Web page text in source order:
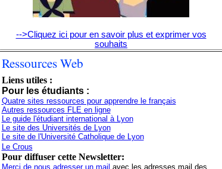
-->Cliquez ici pour en savoir plus et exprimer vos
souhaits
Ressources Web
Liens utiles :
Pour les étudiants :
Quatre sites ressources pour apprendre le français
Autres ressources FLE en ligne
Le guide l'étudiant international à Lyon
Le site des Universités de Lyon
Le site de l'Université Catholique de Lyon
Le Crous
Pour diffuser cette Newsletter:
Merci de nous adresser un mail avec les adresses mail des